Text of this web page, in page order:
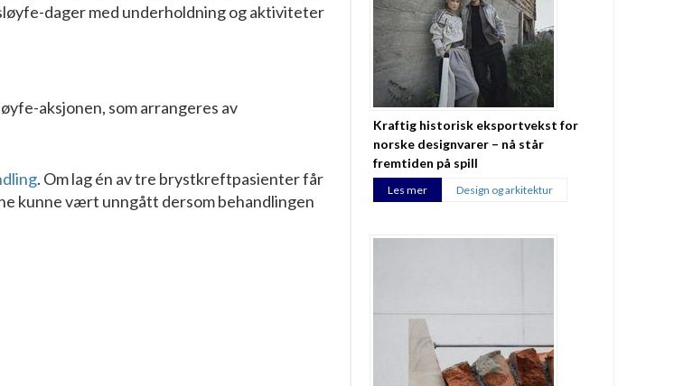
dager med underholdning og aktiviteter
aksjonen, som arrangeres av
. Om lag én av tre brystkreftpasienter får
kunne vært unngått dersom behandlingen
Kraftig historisk eksportvekst for
norske designvarer – nå står
fremtiden på spill
Les mer Design og arkitektur